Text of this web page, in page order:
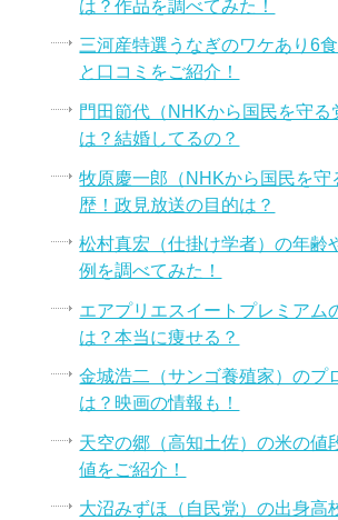
は？作品を調べてみた！
三河産特選うなぎのワケあり6
と口コミをご紹介！
門田節代（NHKから国民を守る
は？結婚してるの？
牧原慶一郎（NHKから国民を守
歴！政見放送の目的は？
松村真宏（仕掛け学者）の年齢
例を調べてみた！
エアプリエスイートプレミアム
は？本当に痩せる？
金城浩二（サンゴ養殖家）のプ
は？映画の情報も！
天空の郷（高知土佐）の米の値
値をご紹介！
大沼みずほ（自民党）の出身高